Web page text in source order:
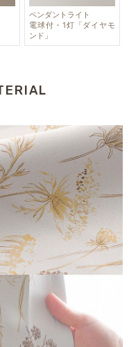
ペンダントライト
電球付・1灯「ダイヤモ
ンド」